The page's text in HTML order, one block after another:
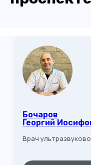
Бочаров
Георгий
Врач